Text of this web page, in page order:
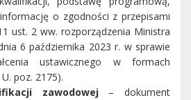
o zgodności z przepisami
ust. 2 ww. rozporządzenia Ministra
6 października 2023 r. w sprawie
ustawicznego w formach
poz. 2175).
zawodowej– dokument